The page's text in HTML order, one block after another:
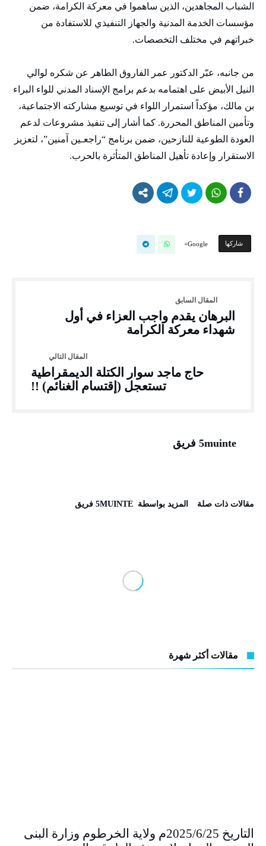
الشباب المجاهدين، الذين ساهموا في معركة الكرامة، ضمن
مؤسسات الخدمة المدنية والجهاز التنفيذي للاستفادة من
خبراتهم في مختلف التخصصات.
من جانبه، عبّر الدكتور عمر الفاروق الطاهر عن شكره لوالي
النيل الأبيض على اهتمامه بدعم برامج الإسناد المدني للواء البراء
بن مالك، مؤكداً استمرار اللواء في توسيع مشاركته الاجتماعية،
وتأمين المناطق المحررة. كما أشار إلى تنفيذ مشروعات لدعم
العودة الطوعية للنازحين، ضمن برنامج “راجعـين آمنين”، لتعزيز
الاستقرار وإعادة تأهيل المناطق المتأثرة بالحرب.
‫‫ شاركها‬ Google+
البرهان يقدم واجب العزاء في أول
شهداء معركة الكرامة
حاج ماجد سوار الكتلة الديمقراطية
تستعجل (إقتسام الغنائم) !!
5muinte فريق
‫مقالات ذات صلة‬ ‫‫المزيد بواسطة‬ ‬ 5MUINTE فريق
مقالات أكثر شهرة
التاريخ 2025/6/25م ولاية الخرطوم وزارة البنى